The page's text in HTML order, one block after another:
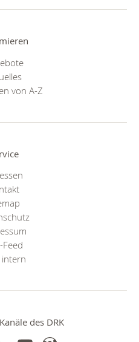
von A-Z
Feed
intern
des DRK